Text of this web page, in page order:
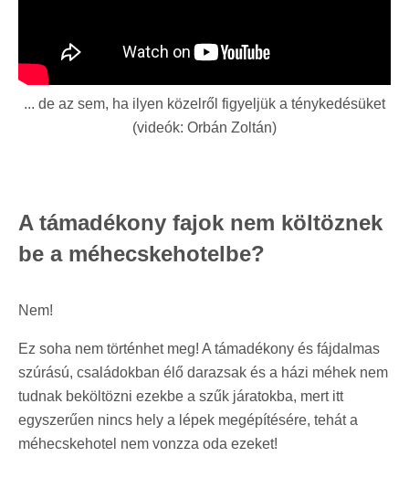
... de az sem, ha ilyen közelről figyeljük a ténykedésüket
(videók: Orbán Zoltán)
A támadékony fajok nem költöznek
be a méhecskehotelbe?
Nem!
Ez soha nem történhet meg! A támadékony és fájdalmas
szúrású, családokban élő darazsak és a házi méhek nem
tudnak beköltözni ezekbe a szűk járatokba, mert itt
egyszerűen nincs hely a lépek megépítésére, tehát a
méhecskehotel nem vonzza oda ezeket!